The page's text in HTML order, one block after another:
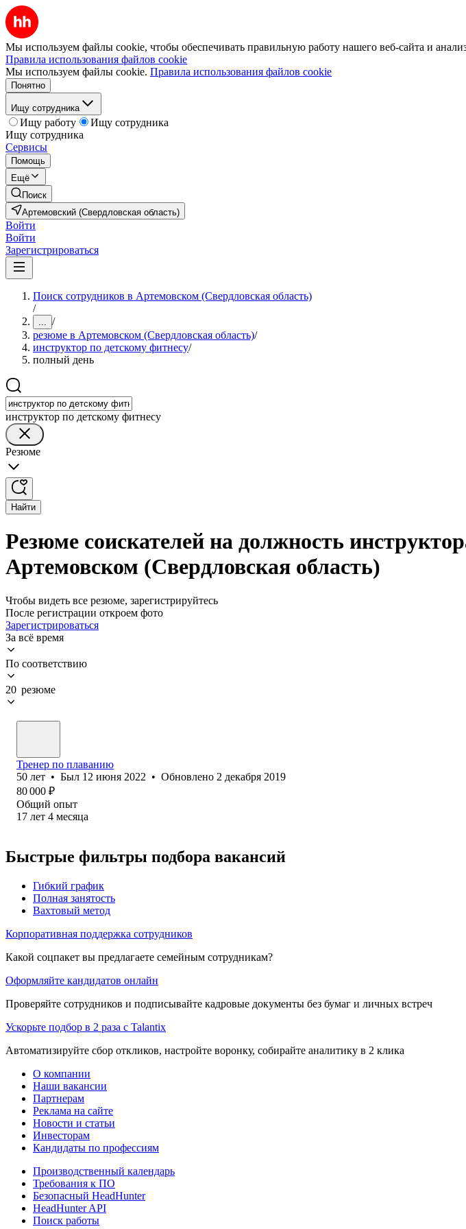
Мы используем файлы cookie, чтобы обеспечивать правильную работу нашего веб-сайта и
Правила использования файлов cookie
Мы используем файлы cookie. Правила использования файлов cookie
Понятно
Ищу сотрудника
Ищу работу
Ищу сотрудника
Ищу сотрудника
Сервисы
Помощь
Ещё
Поиск
Артемовский (Свердловская область)
Войти
Войти
Зарегистрироваться
Поиск сотрудников в Артемовском (Свердловская область)
/
... /
резюме в Артемовском (Свердловская область)/
инструктор по детскому фитнесу/
полный день
инструктор по детскому фитнесу
Резюме
Найти
Резюме соискателей на должность
Артемовском (Свердловская область)
Чтобы видеть все резюме, зарегистрируйтесь
После регистрации откроем фото
Зарегистрироваться
За всё время
По соответствию
20 резюме
Тренер по плаванию
50 лет • Был 12 июня 2022 • Обновлено 2 декабря 2019
80 000 ₽
Общий опыт
17 лет 4 месяца
Быстрые фильтры подбора вакансий
Гибкий график
Полная занятость
Вахтовый метод
Корпоративная поддержка сотрудников
Какой соцпакет вы предлагаете семейным сотрудникам?
Оформляйте кандидатов онлайн
Проверяйте сотрудников и подписывайте кадровые документы без бумаг и личных встреч
Ускорьте подбор в 2 раза с Talantix
Автоматизируйте сбор откликов, настройте воронку, собирайте аналитику в 2 клика
О компании
Наши вакансии
Партнерам
Реклама на сайте
Новости и статьи
Инвесторам
Кандидаты по профессиям
Производственный календарь
Требования к ПО
Безопасный HeadHunter
HeadHunter API
Поиск работы